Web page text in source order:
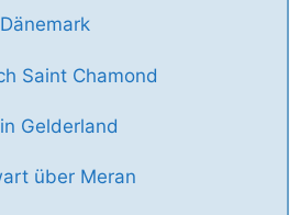
Saint Chamond
Gelderland
über Meran